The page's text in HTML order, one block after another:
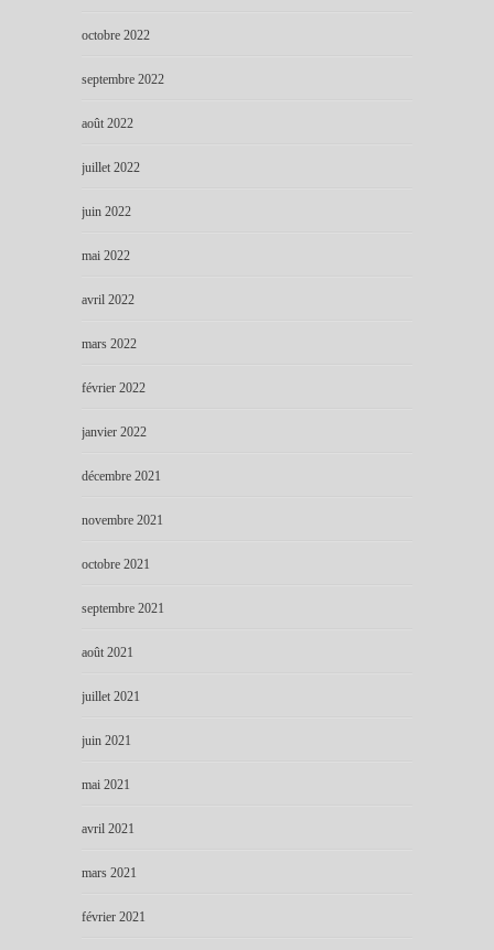
octobre 2022
septembre 2022
août 2022
juillet 2022
juin 2022
mai 2022
avril 2022
mars 2022
février 2022
janvier 2022
décembre 2021
novembre 2021
octobre 2021
septembre 2021
août 2021
juillet 2021
juin 2021
mai 2021
avril 2021
mars 2021
février 2021